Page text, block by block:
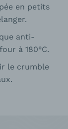
en petits
anti-
à 180°C.
le crumble